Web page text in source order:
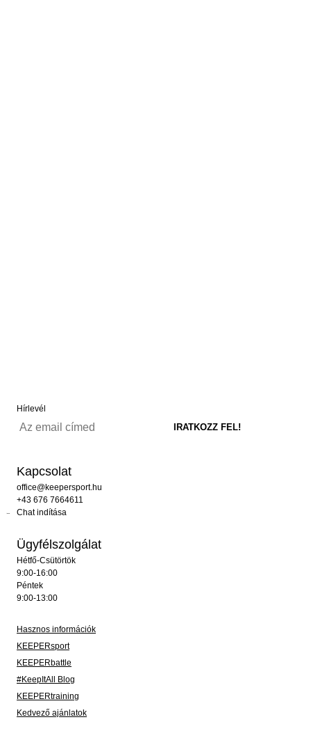
Hírlevél
Kapcsolat
office@keepersport.hu
+43 676 7664611
Chat indítása
Ügyfélszolgálat
Hétfő-Csütörtök
9:00-16:00
Péntek
9:00-13:00
Hasznos információk
KEEPERsport
KEEPERbattle
#KeepItAll Blog
KEEPERtraining
Kedvező ajánlatok